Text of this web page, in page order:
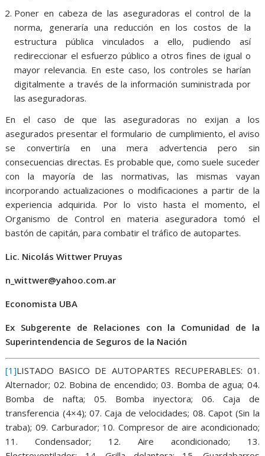
Poner en cabeza de las aseguradoras el control de la
norma, generaría una reducción en los costos de la
estructura pública vinculados a ello, pudiendo así
redireccionar el esfuerzo público a otros fines de igual o
mayor relevancia. En este caso, los controles se harían
digitalmente a través de la información suministrada por
las aseguradoras.
En el caso de que las aseguradoras no exijan a los
asegurados presentar el formulario de cumplimiento, el aviso
se convertiría en una mera advertencia pero sin
consecuencias directas. Es probable que, como suele suceder
con la mayoría de las normativas, las mismas vayan
incorporando actualizaciones o modificaciones a partir de la
experiencia adquirida. Por lo visto hasta el momento, el
Organismo de Control en materia aseguradora tomó el
bastón de capitán, para combatir el tráfico de autopartes.
Lic. Nicolás Wittwer Pruyas
n_wittwer@yahoo.com.ar
Economista UBA
Ex Subgerente de Relaciones con la Comunidad de la
Superintendencia de Seguros de la Nación
[1]LISTADO BASICO DE AUTOPARTES RECUPERABLES: 01.
Alternador; 02. Bobina de encendido; 03. Bomba de agua; 04.
Bomba de nafta; 05. Bomba inyectora; 06. Caja de
transferencia (4×4); 07. Caja de velocidades; 08. Capot (Sin la
traba); 09. Carburador; 10. Compresor de aire acondicionado;
11. Condensador; 12. Aire acondicionado; 13.